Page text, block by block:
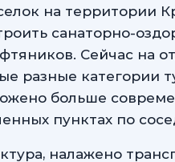
на территории
санаторно-
Сейчас на
разные категории
больше
пунктах по
налажено